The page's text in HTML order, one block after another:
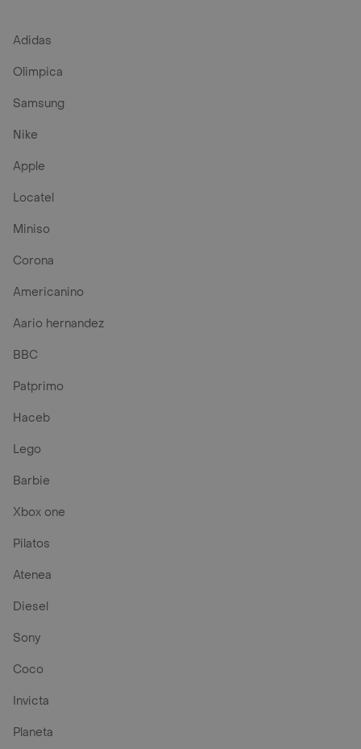
Adidas
Olimpica
Samsung
Nike
Apple
Locatel
Miniso
Corona
Americanino
Aario hernandez
BBC
Patprimo
Haceb
Lego
Barbie
Xbox one
Pilatos
Atenea
Diesel
Sony
Coco
Invicta
Planeta